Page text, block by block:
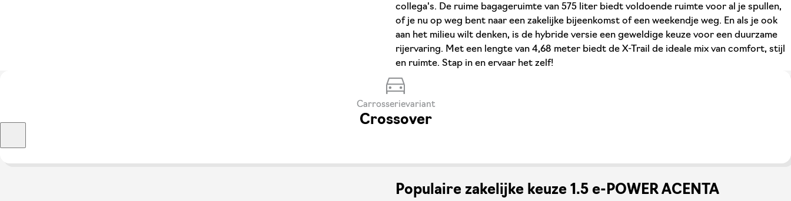
collega's. De ruime bagageruimte van 575 liter biedt voldoende ruimte voor al je spullen,
of je nu op weg bent naar een zakelijke bijeenkomst of een weekendje weg. En als je ook
aan het milieu wilt denken, is de hybride versie een geweldige keuze voor een duurzame
rijervaring. Met een lengte van 4,68 meter biedt de X-Trail de ideale mix van comfort, stijl
en ruimte. Stap in en ervaar het zelf!
Carrosserievariant
Crossover
Populaire zakelijke keuze 1.5 e-POWER ACENTA